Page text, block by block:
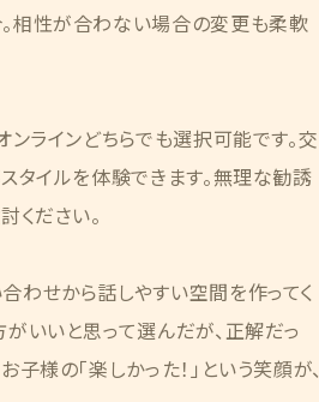
相性が合わない場合の変更も柔軟
ラインどちらでも選択可能です。交
タイルを体験できます。無理な勧誘
ください。
わせから話しやすい空間を作ってく
いいと思って選んだが、正解だっ
様の「楽しかった！」という笑顔が、